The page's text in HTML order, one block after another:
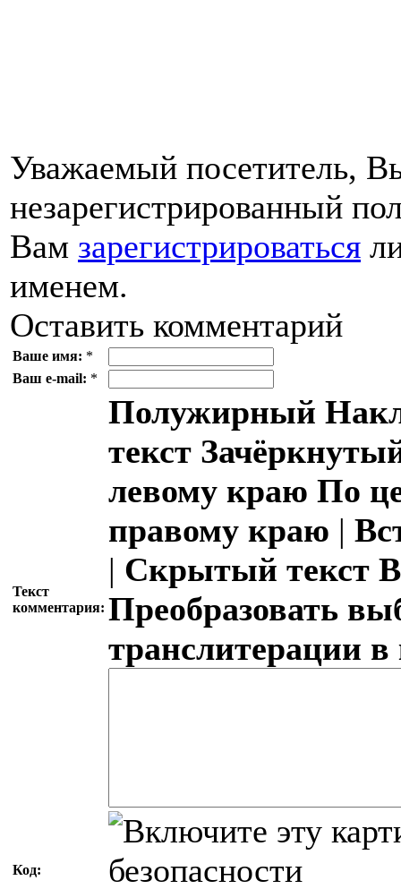
Уважаемый посетитель,
незарегистрированный
Вам зарегистрироваться
именем.
Оставить комментарий
Ваше имя: *
Ваш e-mail: *
Текст
комментария:
Полужирный
текст
левому краю По
правому краю |
| Скрытый текст
Преобразовать
транслитерации
Код: